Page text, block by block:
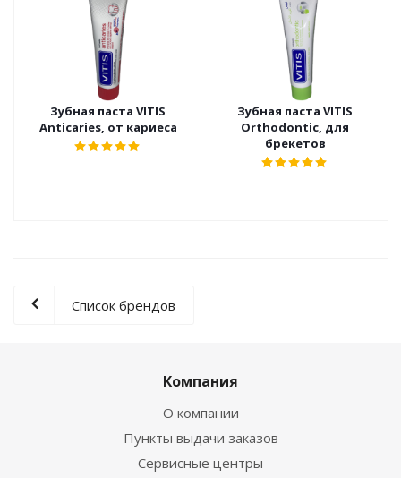
Зубная паста VITIS
Anticaries, от кариеса
Зубная паста VITIS
Orthodontic, для
брекетов
Список брендов
Компания
О компании
Пункты выдачи заказов
Сервисные центры